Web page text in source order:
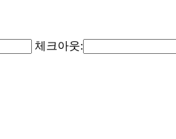
체크아웃: